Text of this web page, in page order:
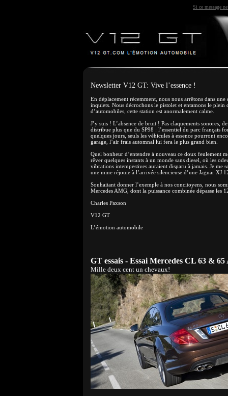
Si ce message
Newsletter V12 GT: Vive l’essence !
En déplacement récemment, nous nous arrêtons dans
inquiets. Nous décrochons le pistolet et entamons le
d’automobiles, cette station est anormalement calme.
J’y suis ! L’absence de bruit ! Pas claquements sonores,
distribue plus que du SP98 : l’essentiel du parc français
quelques jours, seuls les véhicules à essence pourront
garage, l’air frais automnal lui fera le plus grand bien.
Quel bonheur d’entendre à nouveau ce doux feulement
rêver quelques instants à un monde sans diesel, où les
vibrations intempestives auraient disparu à jamais. Je me
une mine réjouie à l’arrivée silencieuse d’une Jaguar XJ
Souhaitant donner l’exemple à nos concitoyens, nous
Mercedes AMG, dont la puissance combinée dépasse les
Charles Paxson
V12 GT
L’émotion automobile
GT essais - Essai Mercedes CL 63 &
Mille deux cent un chevaux!